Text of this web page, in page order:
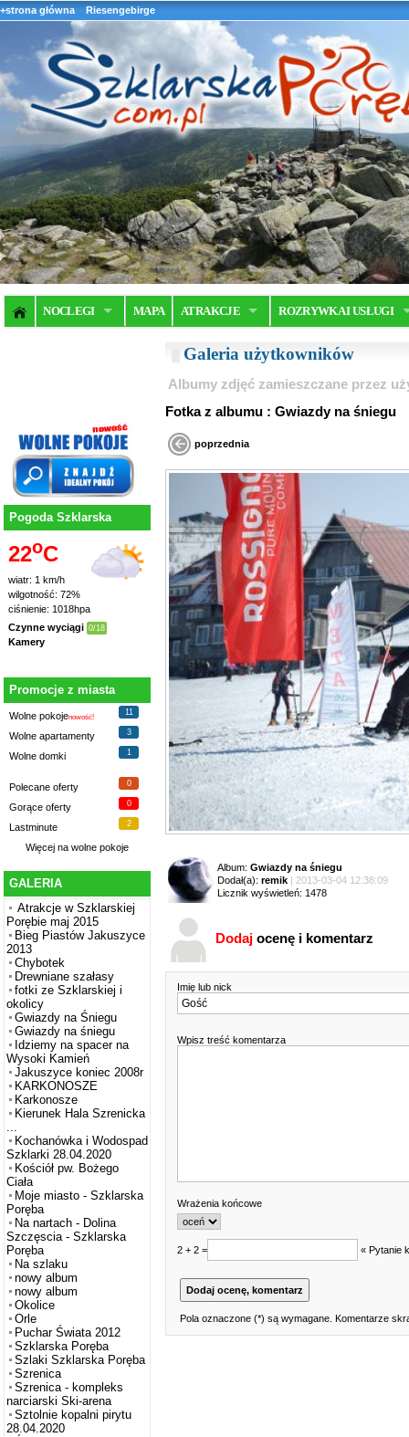
+strona główna Riesengebirge
NOCLEGI MAPA ATRAKCJE ROZRYWKA I USŁUGI
Pogoda Szklarska
22oC
wiatr: 1 km/h
wilgotność: 72%
ciśnienie: 1018hpa
Czynne wyciągi 0/18
Kamery
Promocje z miasta
Wolne pokojenowość!
11
Wolne apartamenty 3
Wolne domki 1
Polecane oferty 0
Gorące oferty 0
Lastminute 2
Więcej na wolne pokoje
GALERIA
Atrakcje w Szklarskiej
Porębie maj 2015
Bieg Piastów Jakuszyce
2013
Chybotek
Drewniane szałasy
fotki ze Szklarskiej i
okolicy
Gwiazdy na Śniegu
Gwiazdy na śniegu
Idziemy na spacer na
Wysoki Kamień
Jakuszyce koniec 2008r
KARKONOSZE
Karkonosze
Kierunek Hala Szrenicka
...
Kochanówka i Wodospad
Szklarki 28.04.2020
Kościół pw. Bożego
Ciała
Moje miasto - Szklarska
Poręba
Na nartach - Dolina
Szczęscia - Szklarska
Poręba
Na szlaku
nowy album
nowy album
Okolice
Orle
Puchar Świata 2012
Szklarska Poręba
Szlaki Szklarska Poręba
Szrenica
Szrenica - kompleks
narciarski Ski-arena
Sztolnie kopalni pirytu
28.04.2020
Galeria użytkowników
Albumy zdjęć zamieszczane przez
Fotka z albumu : Gwiazdy na śniegu
poprzednia
Album: Gwiazdy na śniegu
Dodał(a): remik | 2013-03-04 12:38:09
Licznik wyświetleń: 1478
Dodaj ocenę i komentarz
Imię lub nick
Wpisz treść komentarza
Wrażenia końcowe
2 + 2 = « Pytanie
Pola oznaczone (*) są wymagane. Komentarze